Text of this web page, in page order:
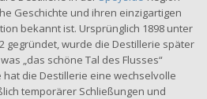
Geschichte und ihren einzigartigen
bekannt ist. Ursprünglich 1898 unter
gegründet, wurde die Destillerie später
„das schöne Tal des Flusses“
hat die Destillerie eine wechselvolle
temporärer Schließungen und